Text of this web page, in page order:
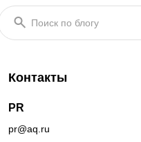
Поиск по блогу
Контакты
PR
pr@aq.ru